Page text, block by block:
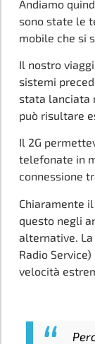
Andiamo
sono state le
mobile che si
Il nostro
sistemi
stata lanciata
può risultare
Il 2G
telefonate in
connessione
Chiaramente
questo negli
alternative. La
Radio
velocità